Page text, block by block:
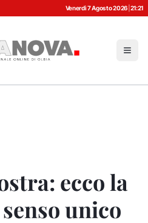
Venerdì 7 Agosto 2026 21:21
ecco la
unico